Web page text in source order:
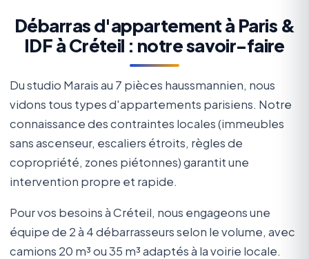
Débarras d'appartement à Paris &
IDF à Créteil : notre savoir-faire
Du studio Marais au 7 pièces haussmannien, nous
vidons tous types d'appartements parisiens. Notre
connaissance des contraintes locales (immeubles
sans ascenseur, escaliers étroits, règles de
copropriété, zones piétonnes) garantit une
intervention propre et rapide.
Pour vos besoins à Créteil, nous engageons une
équipe de 2 à 4 débarrasseurs selon le volume, avec
camions 20 m³ ou 35 m³ adaptés à la voirie locale.